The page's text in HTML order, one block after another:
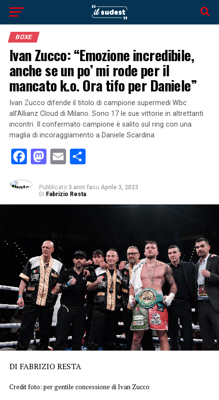
BOXE
Ivan Zucco: “Emozione incredibile,
anche se un po’ mi rode per il
mancato k.o. Ora tifo per Daniele”
Ivan Zucco difende il titolo di campione supermedi Wbc
all’Allianz Cloud di Milano. Sono 17 le sue vittorie in altrettanti
incontri. Il confermato campione è salito sul ring con una
maglia di incoraggiamento a Daniele Scardina
Facebook
Mastodon
EmailCondividi
Pubblicato 3 anni fasu Aprile 3, 2023
Di Fabrizio Resta
DI FABRIZIO RESTA
Credit foto: per gentile concessione di Ivan Zucco